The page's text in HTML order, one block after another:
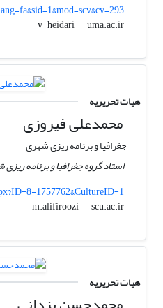
v_heidari
uma.ac.ir
هیات تحریریه
محمدعلی فیروزی
جغرافیا و برنامه ریزی شهری
استاد گروه جغرافیا و برنامه
1757762&CultureID=1
m.alifiroozi
scu.ac.ir
هیات تحریریه